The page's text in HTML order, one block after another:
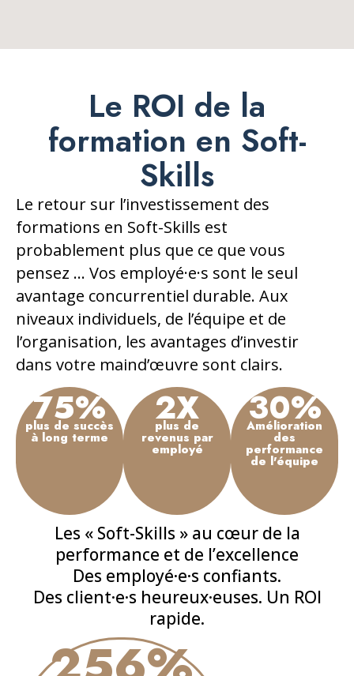
Le ROI de la
formation en Soft-
Skills
Le retour sur l’investissement des
formations en Soft-Skills est
probablement plus que ce que vous
pensez … Vos employé·e·s sont le seul
avantage concurrentiel durable. Aux
niveaux individuels, de l’équipe et de
l’organisation, les avantages d’investir
dans votre maind’œuvre sont clairs.
75%
plus de succès
à long terme
2X
plus de
revenus par
employé
30%
Amélioration
des
performance
de l'équipe
Les « Soft-Skills » au cœur de la
performance et de l’excellence
Des employé·e·s confiants.
Des client·e·s heureux·euses. Un ROI
rapide.